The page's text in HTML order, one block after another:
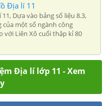
Địa lí 11
Dựa vào bảng số liệu 8.3,
một số ngành công
với Liên Xô cuối thập kỉ 80
Địa lí lớp 11 - Xem